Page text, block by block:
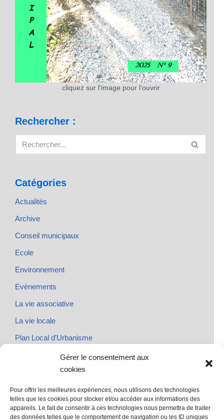
Gérer le consentement aux
cookies
Pour offrir les meilleures expériences, nous utilisons des technologies
telles que les cookies pour stocker et/ou accéder aux informations des
appareils. Le fait de consentir à ces technologies nous permettra de traiter
des données telles que le comportement de navigation ou les ID uniques
cliquez sur l'image pour l'ouvrir
Rechercher :
Catégories
Actualités
Archive
Conseil municipaux
Ecole
Environnement
Evènements
La vie associative
La vie locale
Plan Local d'Urbanisme